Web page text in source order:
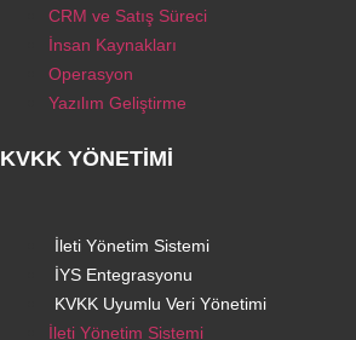
CRM ve Satış Süreci
İnsan Kaynakları
Operasyon
Yazılım Geliştirme
KVKK YÖNETİMİ
İleti Yönetim Sistemi
İYS Entegrasyonu
KVKK Uyumlu Veri Yönetimi
İleti Yönetim Sistemi